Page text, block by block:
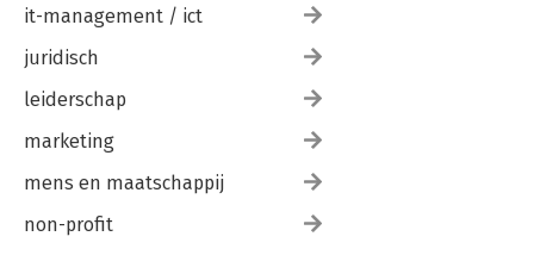
it-management / ict
juridisch
leiderschap
marketing
mens en maatschappij
non-profit